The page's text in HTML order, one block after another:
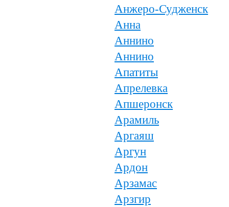
Анжеро-Судженск
Анна
Аннино
Аннино
Апатиты
Апрелевка
Апшеронск
Арамиль
Аргаяш
Аргун
Ардон
Арзамас
Арзгир